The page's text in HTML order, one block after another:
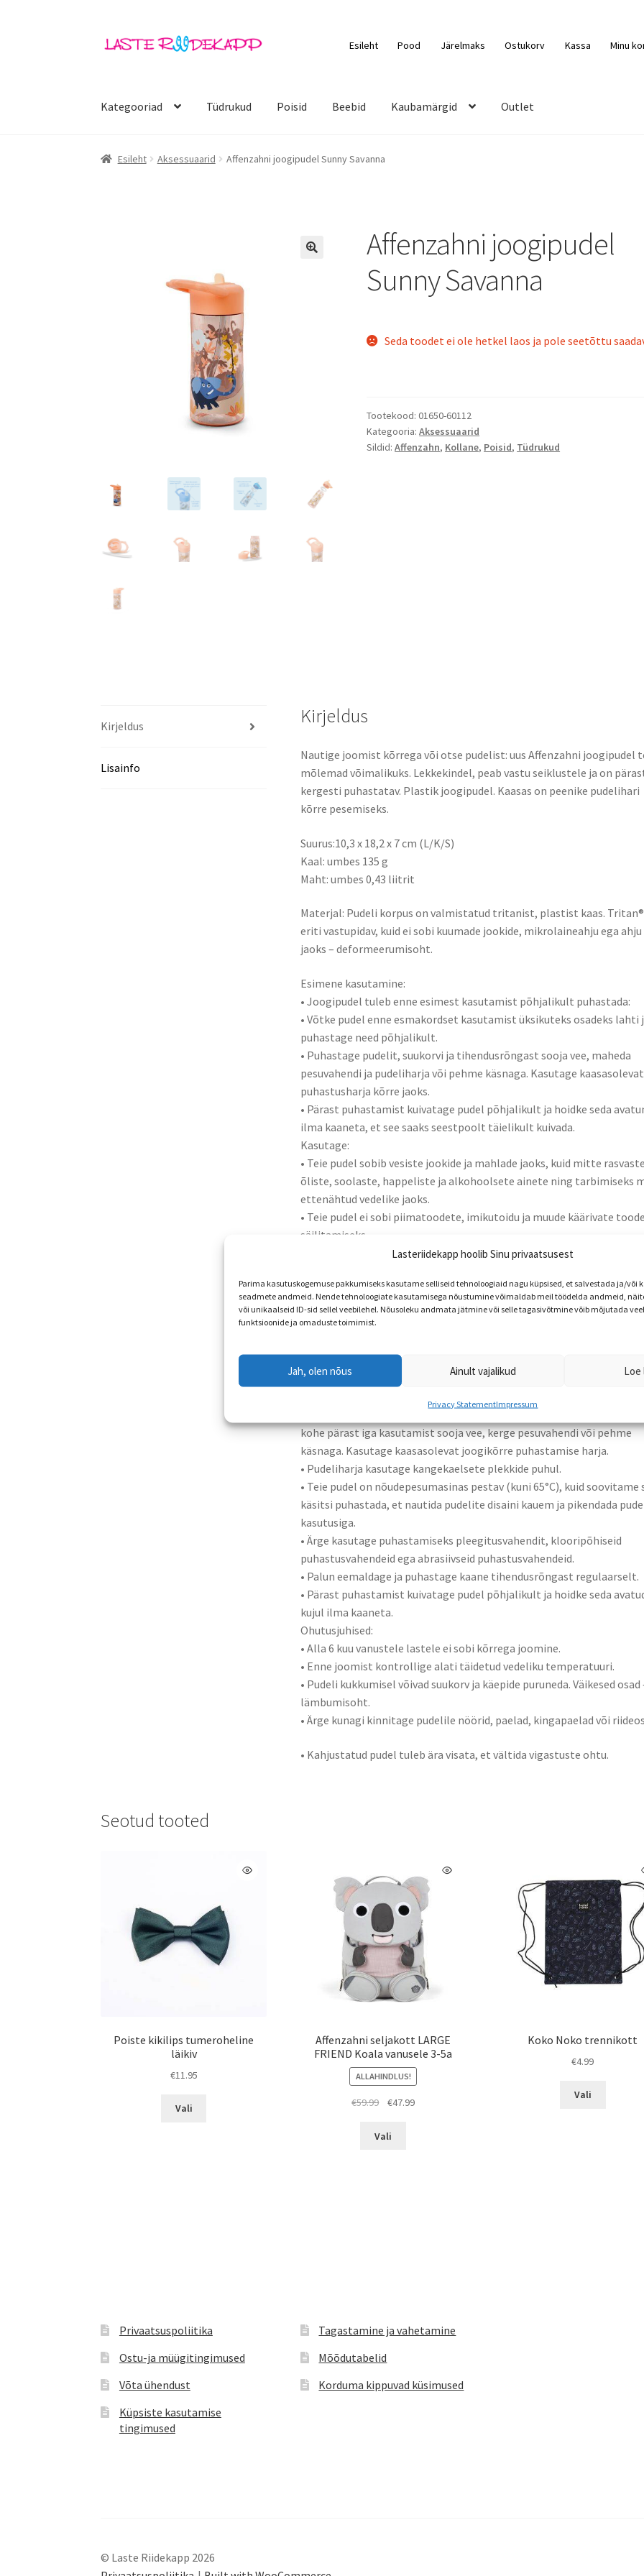
Lasteriidekapp hoolib Sinu privaatsusest
Parima kasutuskogemuse pakkumiseks kasutame selliseid tehnoloogiaid nagu küpsised, et salvestada ja/või
seadmete andmeid. Nende tehnoloogiate kasutamisega nõustumine võimaldab meil töödelda andmeid,
või unikaalseid ID-sid sellel veebilehel. Nõusoleku andmata jätmine või selle tagasivõtmine võib mõjutada
funktsioonide ja omaduste toimimist.
Jah, olen nõus Ainult vajalikud Loe
Privacy StatementImpressum
Liigu
navigeerimisele
Liigu
Esileht Pood Järelmaks Ostukorv Kassa Minu
Kategooriad Tüdrukud Poisid Beebid Kaubamärgid Outlet
Esileht Aksessuaarid Affenzahni joogipudel Sunny Savanna
Affenzahni joogipudel
Sunny Savanna
Seda toodet ei ole hetkel laos ja pole seetõttu
Tootekood:01650-60112
Kategooria:Aksessuaarid
Sildid:Affenzahn, Kollane, Poisid, Tüdrukud
Kirjeldus
Lisainfo
Kirjeldus
Nautige joomist kõrrega või otse pudelist: uus Affenzahni joogipudel
mõlemad võimalikuks. Lekkekindel, peab vastu seiklustele ja on
kergesti puhastatav. Plastik joogipudel. Kaasas on peenike pudelihari
kõrre pesemiseks.
Suurus:10,3 x 18,2 x 7 cm (L/K/S)
Kaal: umbes 135 g
Maht: umbes 0,43 liitrit
Materjal: Pudeli korpus on valmistatud tritanist, plastist kaas.
eriti vastupidav, kuid ei sobi kuumade jookide, mikrolaineahju ega ahju
jaoks – deformeerumisoht.
Esimene kasutamine:
• Joogipudel tuleb enne esimest kasutamist põhjalikult puhastada:
• Võtke pudel enne esmakordset kasutamist üksikuteks osadeks lahti
puhastage need põhjalikult.
• Puhastage pudelit, suukorvi ja tihendusrõngast sooja vee, maheda
pesuvahendi ja pudeliharja või pehme käsnaga. Kasutage kaasasolevat
puhastusharja kõrre jaoks.
• Pärast puhastamist kuivatage pudel põhjalikult ja hoidke seda
ilma kaaneta, et see saaks seestpoolt täielikult kuivada.
Kasutage:
• Teie pudel sobib vesiste jookide ja mahlade jaoks, kuid mitte
õliste, soolaste, happeliste ja alkohoolsete ainete ning tarbimiseks
ettenähtud vedelike jaoks.
• Teie pudel ei sobi piimatoodete, imikutoidu ja muude käärivate
säilitamiseks.
• Teie pudel ei sobi gaseeritud jookide jaoks.
tihedalt suletud ja suuosa oleks lekke vältimiseks alla keeratud.
• Ärge täitke pudelit üle, et vältida ülevoolu sulgemisel.
• Ärge närige joogitila.
• Hoidke pudelit eemal teravatest esemetest, kuna need võivad
kahjustada.
kohe pärast iga kasutamist sooja vee, kerge pesuvahendi või pehme
käsnaga. Kasutage kaasasolevat joogikõrre puhastamise harja.
• Pudeliharja kasutage kangekaelsete plekkide puhul.
• Teie pudel on nõudepesumasinas pestav (kuni 65°C), kuid soovitame
käsitsi puhastada, et nautida pudelite disaini kauem ja pikendada
kasutusiga.
• Ärge kasutage puhastamiseks pleegitusvahendit, klooripõhiseid
puhastusvahendeid ega abrasiivseid puhastusvahendeid.
• Palun eemaldage ja puhastage kaane tihendusrõngast regulaarselt.
• Pärast puhastamist kuivatage pudel põhjalikult ja hoidke seda
kujul ilma kaaneta.
Ohutusjuhised:
• Alla 6 kuu vanustele lastele ei sobi kõrrega joomine.
• Enne joomist kontrollige alati täidetud vedeliku temperatuuri.
• Pudeli kukkumisel võivad suukorv ja käepide puruneda. Väikesed osad
lämbumisoht.
• Ärge kunagi kinnitage pudelile nöörid, paelad, kingapaelad või
• Kahjustatud pudel tuleb ära visata, et vältida vigastuste ohtu.
Seotud tooted
Poiste kikilips tumeroheline
läikiv
€11.95
Vali
Affenzahni seljakott LARGE
FRIEND Koala vanusele 3-5a
ALLAHINDLUS!
€59.99
Algne
oli:
€47.99Praegune
Vali
Koko Noko trennikott
€4.99
Vali
Privaatsuspoliitika
Ostu-ja müügitingimused
Võta ühendust
Küpsiste kasutamise
tingimused
Tagastamine ja vahetamine
Mõõdutabelid
Korduma kippuvad küsimused
© Laste Riidekapp 2026